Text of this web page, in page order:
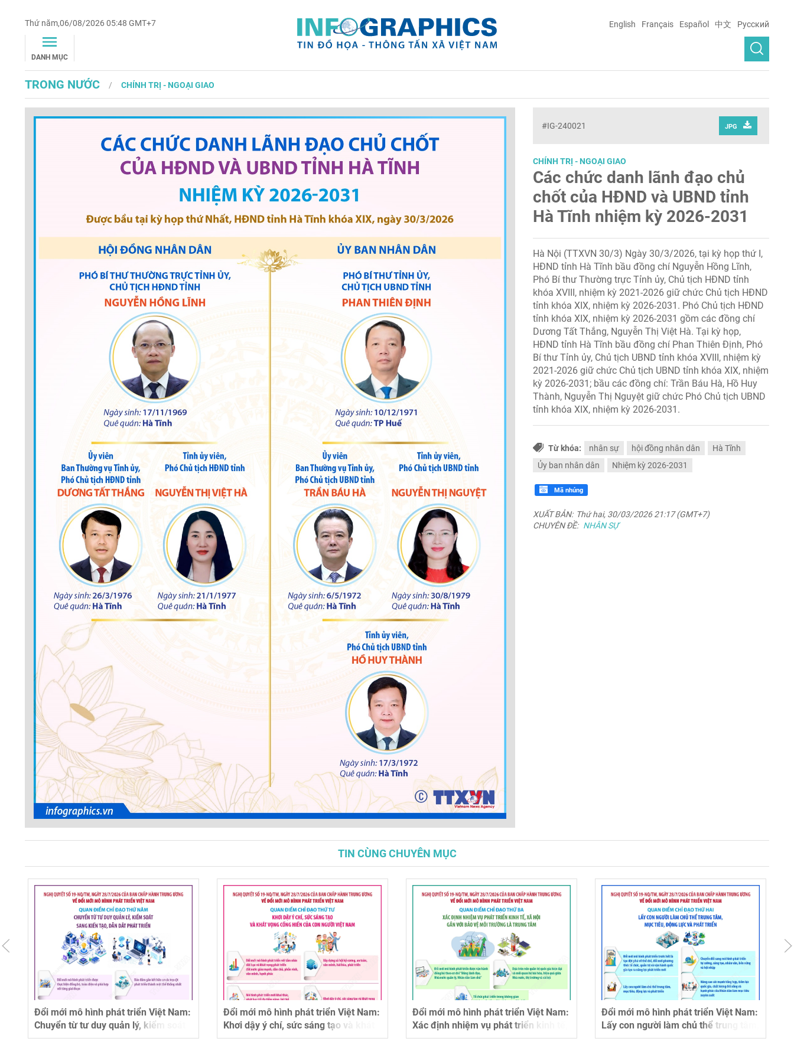
Thứ năm,06/08/2026 05:48 GMT+7
DANH MỤC
English Français Español 中文 Русский
TRONG NƯỚC CHÍNH TRỊ - NGOẠI GIAO
#IG-240021 JPG
CHÍNH TRỊ - NGOẠI GIAO
Các chức danh lãnh đạo chủ
chốt của HĐND và UBND tỉnh
Hà Tĩnh nhiệm kỳ 2026-2031
Hà Nội (TTXVN 30/3) Ngày 30/3/2026, tại kỳ họp thứ I,
HĐND tỉnh Hà Tĩnh bầu đồng chí Nguyễn Hồng Lĩnh,
Phó Bí thư Thường trực Tỉnh ủy, Chủ tịch HĐND tỉnh
khóa XVIII, nhiệm kỳ 2021-2026 giữ chức Chủ tịch HĐND
tỉnh khóa XIX, nhiệm kỳ 2026-2031. Phó Chủ tịch HĐND
tỉnh khóa XIX, nhiệm kỳ 2026-2031 gồm các đồng chí
Dương Tất Thắng, Nguyễn Thị Việt Hà. Tại kỳ họp,
HĐND tỉnh Hà Tĩnh bầu đồng chí Phan Thiên Định, Phó
Bí thư Tỉnh ủy, Chủ tịch UBND tỉnh khóa XVIII, nhiệm kỳ
2021-2026 giữ chức Chủ tịch UBND tỉnh khóa XIX, nhiệm
kỳ 2026-2031; bầu các đồng chí: Trần Báu Hà, Hồ Huy
Thành, Nguyễn Thị Nguyệt giữ chức Phó Chủ tịch UBND
tỉnh khóa XIX, nhiệm kỳ 2026-2031.
Từ khóa: nhân sự hội đồng nhân dân
Hà Tĩnh
Ủy ban nhân dân
Nhiệm kỳ 2026-2031
Mã nhúng
XUẤT BẢN: Thứ hai, 30/03/2026 21:17 (GMT+7)
CHUYÊN ĐỀ: NHÂN SỰ
TIN CÙNG CHUYÊN MỤC
Nam:
Đổi mới mô hình phát triển Việt Nam:
Khơi dậy ý chí, sức sáng tạo và khát
vọng cống hiến của con người Việt
Đổi mới mô hình phát triển Việt Nam:
Xác định nhiệm vụ phát triển kinh tế,
xã hội gắn với bảo vệ môi trường là
Đổi mới mô hình phát triển Việt Nam:
Lấy con người làm chủ thể trung tâm,
mục tiêu, động lực và phát triển
Đổi mới mô hình phát triển Việt Nam:
Kiên định mục tiêu độc lập dân tộc
và chủ nghĩa xã hội